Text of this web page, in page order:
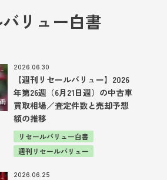
リュー白書
2026.06.30
【週刊リセールバリュー】2026
年第26週（6月21日週）の中古車
買取相場／査定件数と売却予想
額の推移
リセールバリュー白書
週刊リセールバリュー
2026.06.25